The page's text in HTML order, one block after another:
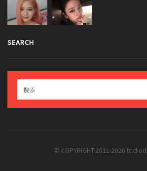
SEARCH
© COPYRIGHT 2011-2026